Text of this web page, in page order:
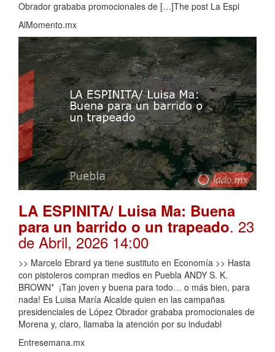
Obrador grababa promocionales de […]The post La Espi
AlMomento.mx
LA ESPINITA/ Luisa Ma: Buena
para un barrido o un trapeado. 23
de Abril, 2026 14:00
>> Marcelo Ebrard ya tiene sustituto en Economía >> Hasta
con pistoleros compran medios en Puebla ANDY S. K.
BROWN* ¡Tan joven y buena para todo… o más bien, para
nada! Es Luisa María Alcalde quien en las campañas
presidenciales de López Obrador grababa promocionales de
Morena y, claro, llamaba la atención por su indudabl
Entresemana.mx